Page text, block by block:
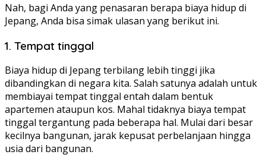
Nah, bagi Anda yang penasaran berapa biaya hidup di
Jepang, Anda bisa simak ulasan yang berikut ini.
1. Tempat tinggal
Biaya hidup di Jepang terbilang lebih tinggi jika
dibandingkan di negara kita. Salah satunya adalah untuk
membiayai tempat tinggal entah dalam bentuk
apartemen ataupun kos. Mahal tidaknya biaya tempat
tinggal tergantung pada beberapa hal. Mulai dari besar
kecilnya bangunan, jarak kepusat perbelanjaan hingga
usia dari bangunan.